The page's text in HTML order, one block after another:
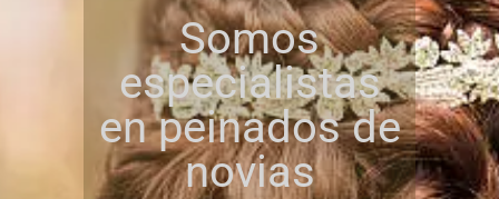
Somos
especialistas
en peinados de
novias